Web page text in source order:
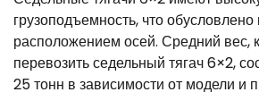
грузоподъемность, что обусловлено
расположением осей. Средний вес,
перевозить седельный тягач 6×2,
25 тонн в зависимости от модели и